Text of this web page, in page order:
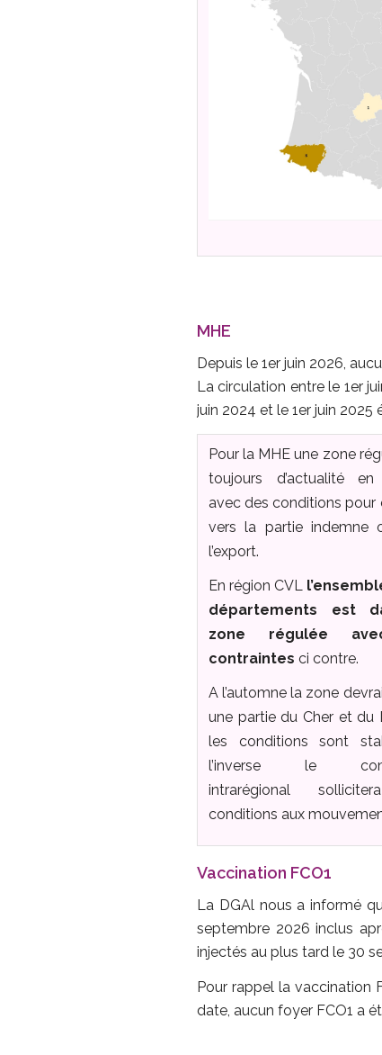
MHE
Depuis le 1er juin 2026,
La circulation entre le 1er
juin 2024 et le 1er juin
Pour la MHE une zone
toujours d’actualité en
avec des conditions pour
vers la partie indemne
l’export.
En région CVL
départements est
zone régulée
contraintes ci contre.
A l’automne la zone
une partie du Cher et du
les conditions sont
l’inverse le
intrarégional
conditions aux
Vaccination FCO1
La DGAl nous a informé
septembre 2026 inclus
injectés au plus tard le 30
Pour rappel la vaccination
date, aucun foyer FCO1 a